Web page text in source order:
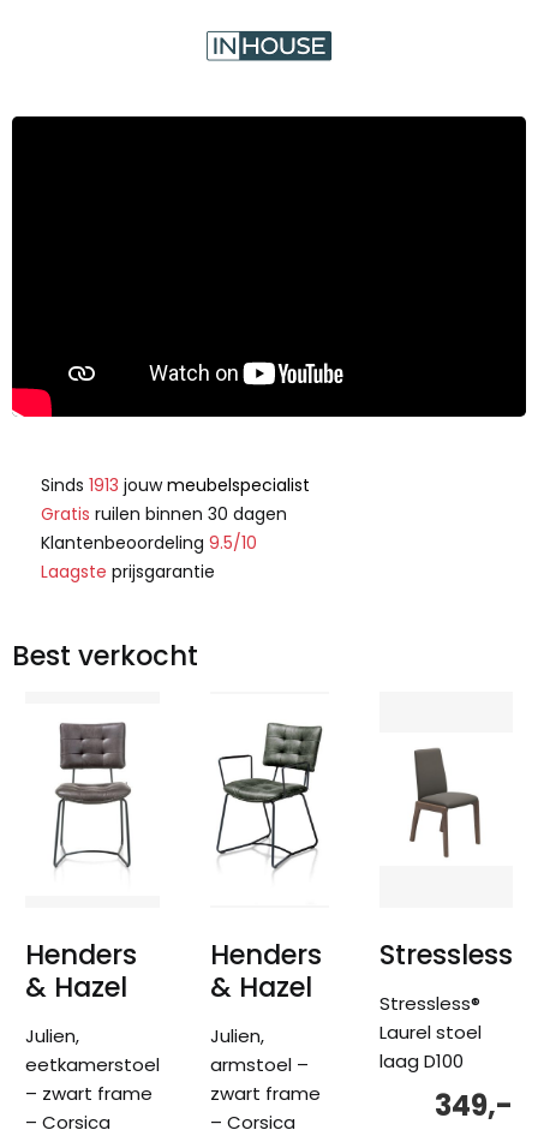
Sinds 1913 jouwmeubelspecialist
Gratis ruilen binnen 30 dagen
Klantenbeoordeling 9.5/10
Laagste prijsgarantie
Best verkocht
Henders
& Hazel
Julien,
eetkamerstoel
– zwart frame
– Corsica
Henders
& Hazel
Julien,
armstoel –
zwart frame
– Corsica
Stressless
Stressless®
Laurel stoel
laag D100
349,-